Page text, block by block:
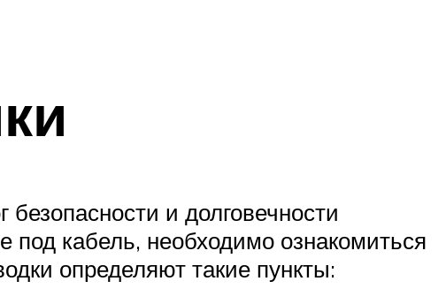
и долговечности
под кабель, необходимо ознакомиться
определяют такие пункты: